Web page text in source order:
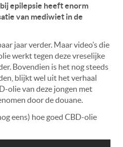
epilepsie heeft enorm
van mediwiet in de
jaar verder. Maar video’s die
werkt tegen deze vreselijke
Bovendien is het nog steeds
blijkt wel uit het verhaal
olie van deze jongen met
door de douane.
eens) hoe goed CBD-olie